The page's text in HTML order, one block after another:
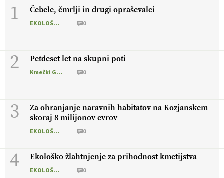
1 Čebele, čmrlji in drugi opraševalci
EKOLOŠKO LOGIČNO 0
2 Petdeset let na skupni poti
Kmečki Glas 0
3
Za ohranjanje naravnih habitatov na Kozjanskem
skoraj 8 milijonov evrov
EKOLOŠKO LOGIČNO 0
4 Ekološko žlahtnjenje za prihodnost kmetijstva
EKOLOŠKO LOGIČNO 0